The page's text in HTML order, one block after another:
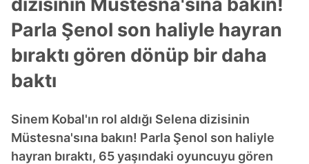
Parla Şenol son haliyle hayran
bıraktı gören dönüp bir daha
baktı
Sinem Kobal'ın rol aldığı Selena dizisinin
Müstesna'sına bakın! Parla Şenol son haliyle
hayran bıraktı, 65 yaşındaki oyuncuyu gören